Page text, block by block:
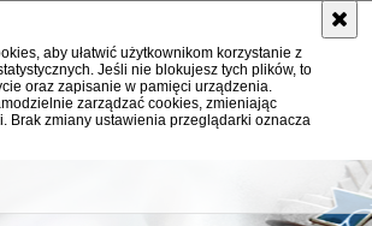
aby ułatwić użytkownikom korzystanie z
Jeśli nie blokujesz tych plików, to
oraz zapisanie w pamięci urządzenia.
zarządzać cookies, zmieniając
Brak zmiany ustawienia przeglądarki oznacza